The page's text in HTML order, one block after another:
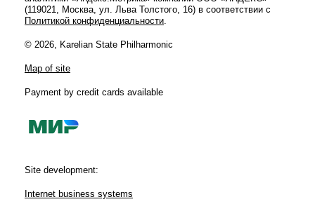
(119021, Москва, ул. Льва Толстого, 16) в соответствии с
Политикой конфиденциальности.
© 2026, Karelian State Philharmonic
Map of site
Payment by credit cards available
Site development:
Internet business systems